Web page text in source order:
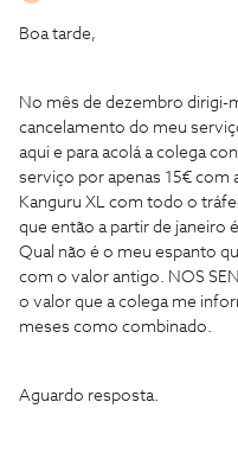
Boa tarde,
No mês de dezembro dirigi-
cancelamento do meu
aqui e para acolá a colega
serviço por apenas 15€ com
Kanguru XL com todo o
que então a partir de janeiro
Qual não é o meu espanto
com o valor antigo. NOS
o valor que a colega me
meses como combinado.
Aguardo resposta.